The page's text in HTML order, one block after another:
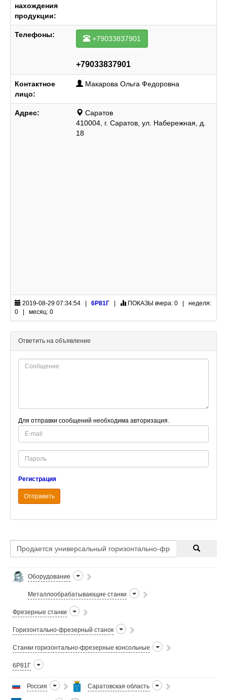
нахождения
продукции:
Телефоны: +79033837901
+79033837901
Контактное
лицо:
Макарова Ольга Федоровна
Адрес:
Саратов
410004, г. Саратов, ул. Набережная, д.
18
2019-08-29 07:34:54 | 6Р81Г ПОКАЗЫ вчера: 0 | неделя:
0 | месяц: 0
Ответить на объявление
Для отправки сообщений необходима авторизация.
E-
mail
Password
Регистрация
Отправить
Оборудование
Металлообрабатывающие станки
Фрезерные станки
Горизонтально-фрезерный станок
Станки горизонтально-фрезерные консольные
6Р81Г
Россия Саратовская область